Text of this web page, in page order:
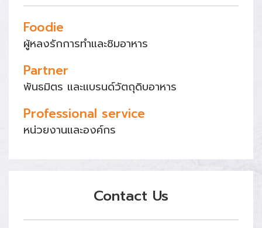
Foodie
ผู้หลงรักการทำและชิมอาหาร
Partner
พันธมิตร และแบรนด์วัตถุดิบอาหาร
Professional service
หน่วยงานและองค์กร
Contact Us